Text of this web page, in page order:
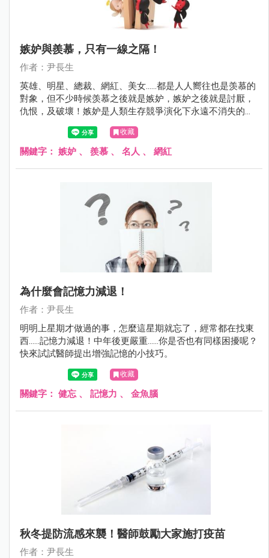
嫉妒與羨慕，只有一線之隔！
作者：尹長生
英雄、明星、總裁、網紅、美女.…..都是人人嚮往也是羡慕的
對象，但不少時候羡慕之後就是嫉妒，嫉妒之後就是討厭，
仇恨，及破壞！嫉妒是人類生存競爭演化下永遠不消失的結
收藏
關鍵字： 嫉妒 、 羨慕 、 名人 、 網紅
為什麼會記憶力減退！
作者：尹長生
明明上星期才做過的事，怎麼這星期就忘了，經常都在找東
西......記憶力減退！中年後更嚴重......你是否也有同樣困擾呢？
快來試試醫師提出增強記憶的小技巧。
收藏
關鍵字： 健忘、 記憶力 、 金魚腦
秋冬提防流感來襲！醫師鼓勵大家施打疫苗
作者：尹長生